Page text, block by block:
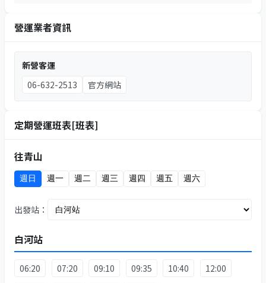
營運業者資訊
新營客運
06-632-2513
官方網站
定期營運班表[班表]
往青山
週日 週一 週二 週三 週四 週五 週六
出發站：
白河站
06:20 07:20 09:10 09:35 10:40
12:00